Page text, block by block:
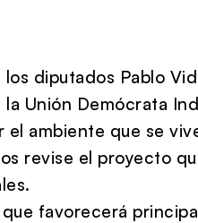
diputados Pablo
Unión Demócrata
el ambiente que se
revise el proyecto
favorecerá